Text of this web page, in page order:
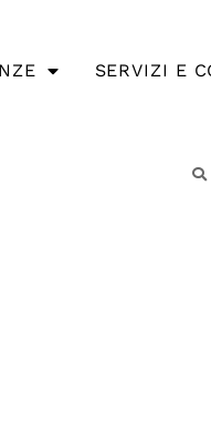
SERVIZI E